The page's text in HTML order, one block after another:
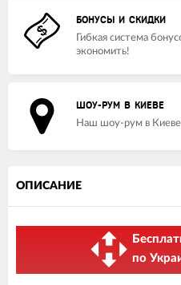
БОНУСЫ И СКИДКИ
Гибкая система
экономить!
ШОУ-РУМ В КИЕВЕ
Наш шоу-рум в
ОПИСАНИЕ
по